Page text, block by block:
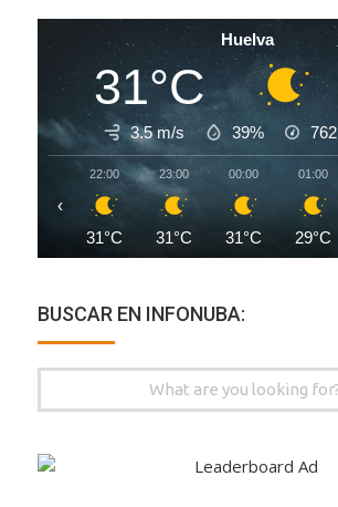
Huelva
31°C
3.5 m/s 39% 762
22:00
31°C
23:00
31°C
00:00
31°C
01:00
29°C
‹
BUSCAR EN INFONUBA:
for: